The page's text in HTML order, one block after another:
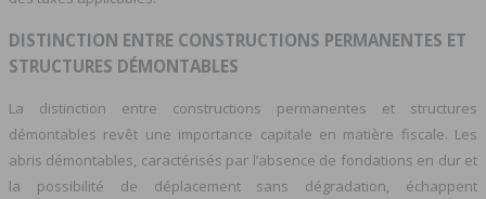
DISTINCTION ENTRE CONSTRUCTIONS PERMANENTES ET
STRUCTURES DÉMONTABLES
La distinction entre constructions permanentes et structures
démontables revêt une importance capitale en matière fiscale. Les
abris démontables, caractérisés par l’absence de fondations en dur et
la possibilité de déplacement sans dégradation, échappent